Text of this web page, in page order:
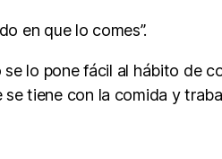
en que lo comes”.
lo pone fácil al hábito de
tiene con la comida y